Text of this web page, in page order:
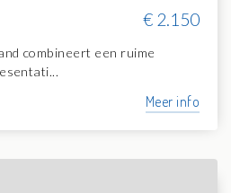
€ 2.150
combineert een ruime
Meer info